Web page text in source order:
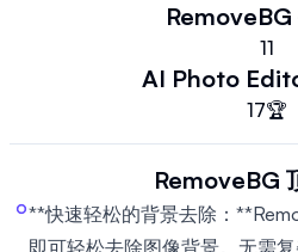
RemoveBG
11
AI Photo
17🏆
RemoveBG
**快速轻松的背景去除：